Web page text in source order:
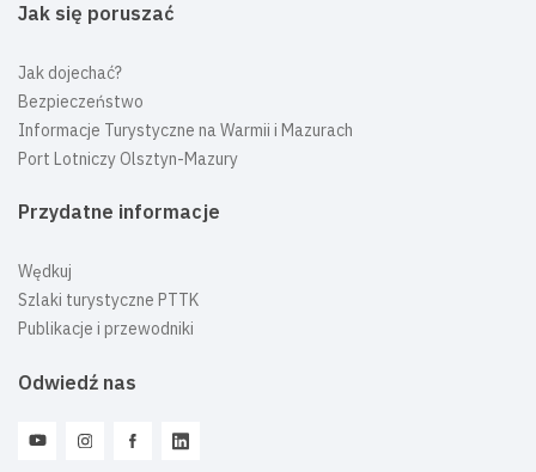
Jak się poruszać
Jak dojechać?
Bezpieczeństwo
Informacje Turystyczne na Warmii i Mazurach
Port Lotniczy Olsztyn-Mazury
Przydatne informacje
Wędkuj
Szlaki turystyczne PTTK
Publikacje i przewodniki
Odwiedź nas